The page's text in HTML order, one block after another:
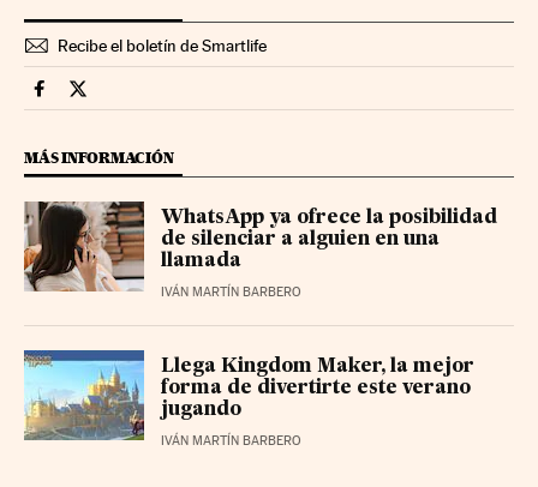
Recibe el boletín de Smartlife
Smartlife Cinco Días en Facebook
Smartlife Cinco Días en Twitter
MÁS INFORMACIÓN
WhatsApp ya ofrece la posibilidad
de silenciar a alguien en una
llamada
IVÁN MARTÍN BARBERO
Llega Kingdom Maker, la mejor
forma de divertirte este verano
jugando
IVÁN MARTÍN BARBERO